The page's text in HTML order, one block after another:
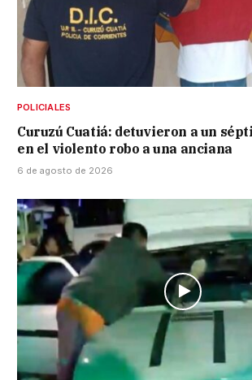
POLICIALES
Curuzú Cuatiá: detuvieron a un
en el violento robo a una anciana
6 de agosto de 2026